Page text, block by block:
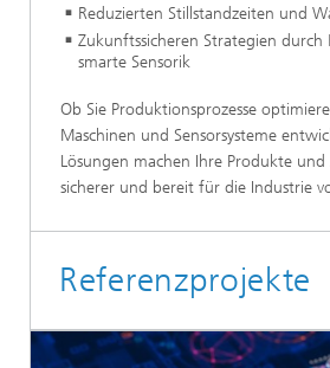
Reduzierten Stillstandzeiten und
Zukunftssicheren Strategien durch
smarte Sensorik
Ob Sie Produktionsprozesse
Maschinen und Sensorsysteme
Lösungen machen Ihre Produkte
sicherer und bereit für die Industrie
Referenzprojekte